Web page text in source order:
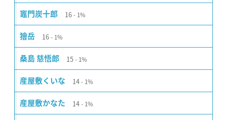
竈門炭十郎 16 1%
獪岳 16 1%
桑島 慈悟郎 15 1%
産屋敷くいな 14 1%
産屋敷かなた 14 1%